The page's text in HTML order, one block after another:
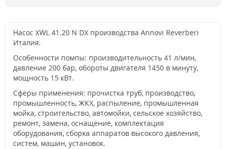
Насос XWL 41.20 N DX производства Annovi Reverberi
Италия.
Особенности помпы: производительность 41 л/мин,
давление 200 бар, обороты двигателя 1450 в минуту,
мощность 15 кВт.
Сферы применения: прочистка труб, производство,
промышленность, ЖКХ, распыление, промышленная
мойка, строительство, автомойки, сельское хозяйство,
ремонт, замена, оснащение, комплектация
оборудования, сборка аппаратов высокого давления,
систем, машин, установок.